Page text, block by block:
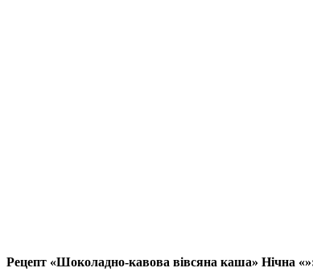
Рецепт «Шоколадно-кавова вівсяна каша» Нічна